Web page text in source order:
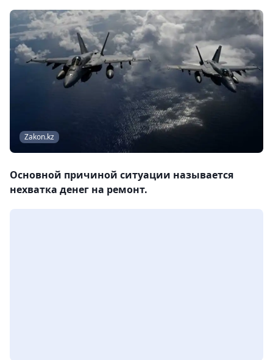
Zakon.kz
Основной причиной ситуации называется
нехватка денег на ремонт.